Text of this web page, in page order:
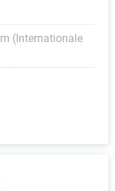
(Internationale